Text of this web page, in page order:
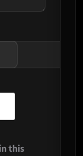
this